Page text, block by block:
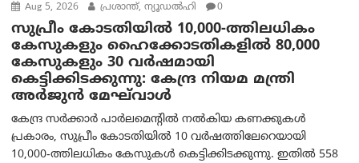
Aug 5, 2026 പ്രശാന്ത്, ന്യൂഡല്‍ഹി 0
സുപ്രീം കോടതിയിൽ 10,000-ത്തിലധികം
കേസുകളും ഹൈക്കോടതികളിൽ 80,000
കേസുകളും 30 വർഷമായി
കെട്ടിക്കിടക്കുന്നു: കേന്ദ്ര നിയമ മന്ത്രി
അര്‍ജുന്‍ മേഘ്‌വാള്‍
കേന്ദ്ര സർക്കാർ പാർലമെന്റിൽ നൽകിയ കണക്കുകൾ
പ്രകാരം, സുപ്രീം കോടതിയിൽ 10 വർഷത്തിലേറെയായി
10,000-ത്തിലധികം കേസുകൾ കെട്ടിക്കിടക്കുന്നു. ഇതിൽ 558